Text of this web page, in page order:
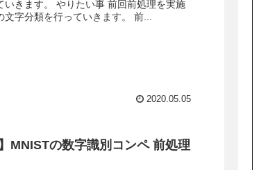
いきます。 やりたい事 前回前処理を実施
字分類を行っていきます。 前...
2020.05.05
MNISTの数字識別コンペ 前処理